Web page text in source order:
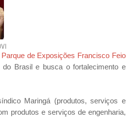
Parque de Exposições Francisco Feio
do Brasil e busca o fortalecimento e
Maringá (produtos, serviços e
produtos e serviços de engenharia,